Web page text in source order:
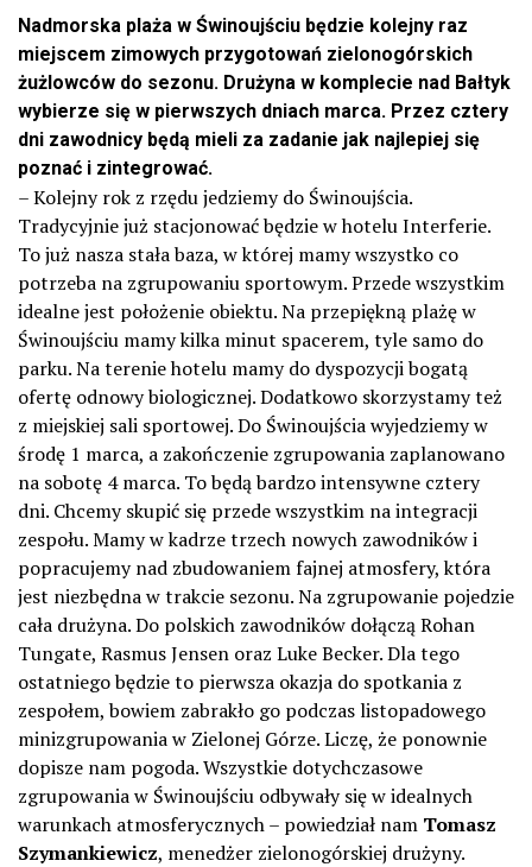
Nadmorska plaża w Świnoujściu będzie kolejny raz
miejscem zimowych przygotowań zielonogórskich
żużlowców do sezonu. Drużyna w komplecie nad Bałtyk
wybierze się w pierwszych dniach marca. Przez cztery
dni zawodnicy będą mieli za zadanie jak najlepiej się
poznać i zintegrować.
– Kolejny rok z rzędu jedziemy do Świnoujścia.
Tradycyjnie już stacjonować będzie w hotelu Interferie.
To już nasza stała baza, w której mamy wszystko co
potrzeba na zgrupowaniu sportowym. Przede wszystkim
idealne jest położenie obiektu. Na przepiękną plażę w
Świnoujściu mamy kilka minut spacerem, tyle samo do
parku. Na terenie hotelu mamy do dyspozycji bogatą
ofertę odnowy biologicznej. Dodatkowo skorzystamy też
z miejskiej sali sportowej. Do Świnoujścia wyjedziemy w
środę 1 marca, a zakończenie zgrupowania zaplanowano
na sobotę 4 marca. To będą bardzo intensywne cztery
dni. Chcemy skupić się przede wszystkim na integracji
zespołu. Mamy w kadrze trzech nowych zawodników i
popracujemy nad zbudowaniem fajnej atmosfery, która
jest niezbędna w trakcie sezonu. Na zgrupowanie pojedzie
cała drużyna. Do polskich zawodników dołączą Rohan
Tungate, Rasmus Jensen oraz Luke Becker. Dla tego
ostatniego będzie to pierwsza okazja do spotkania z
zespołem, bowiem zabrakło go podczas listopadowego
minizgrupowania w Zielonej Górze. Liczę, że ponownie
dopisze nam pogoda. Wszystkie dotychczasowe
zgrupowania w Świnoujściu odbywały się w idealnych
warunkach atmosferycznych – powiedział nam Tomasz
Szymankiewicz, menedżer zielonogórskiej drużyny.